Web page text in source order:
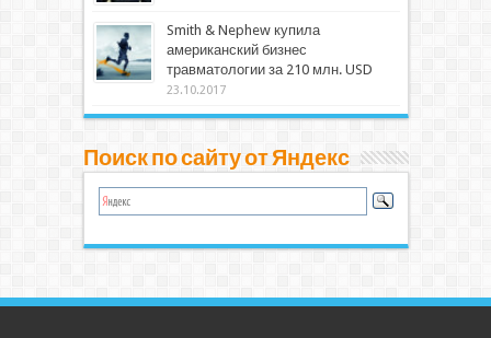
Smith & Nephew купила
американский бизнес
травматологии за 210 млн. USD
23.10.2017
Поиск по сайту от Яндекс